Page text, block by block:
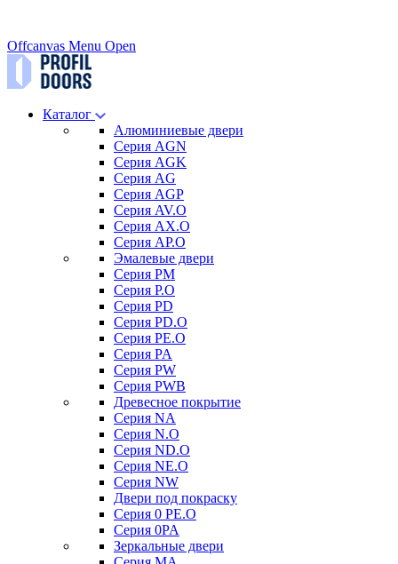
Offcanvas Menu Open
Каталог
Алюминиевые двери
Серия AGN
Серия AGK
Серия AG
Серия AGP
Серия AV.O
Серия AX.O
Серия AP.O
Эмалевые двери
Серия PM
Серия P.O
Серия PD
Серия PD.O
Серия PE.O
Серия PA
Серия PW
Серия PWB
Древесное покрытие
Серия NA
Серия N.O
Серия ND.O
Серия NE.O
Серия NW
Двери под покраску
Серия 0 PE.O
Серия 0PA
Зеркальные двери